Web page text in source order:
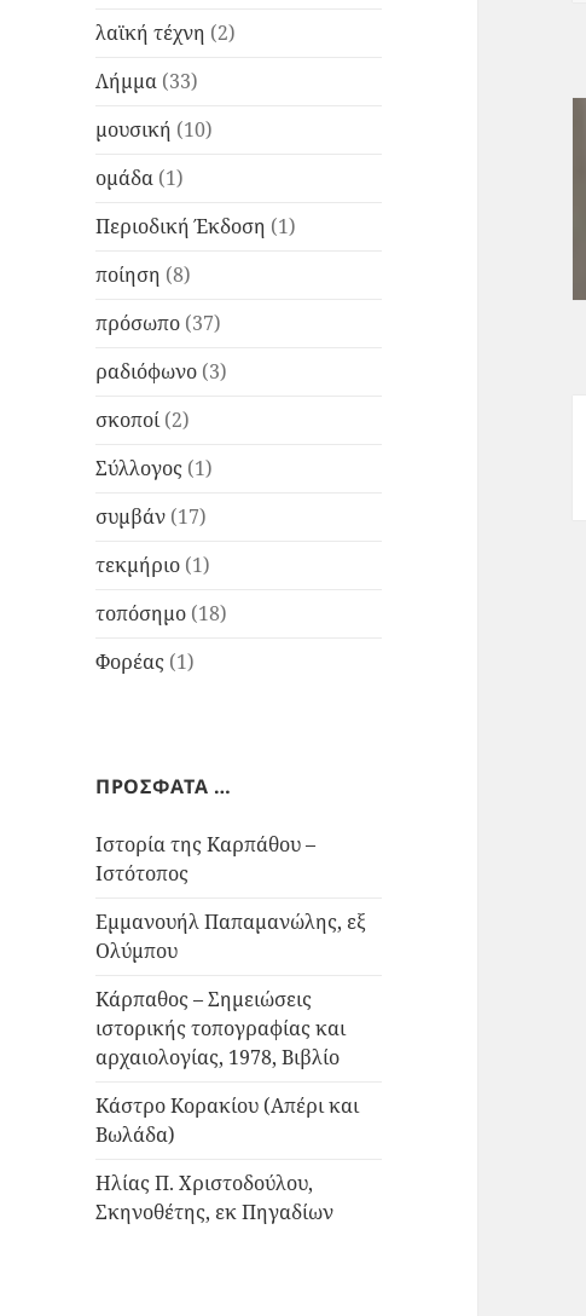
λαϊκή τέχνη (2)
Λήμμα (33)
μουσική (10)
ομάδα (1)
Περιοδική Έκδοση (1)
ποίηση (8)
πρόσωπο (37)
ραδιόφωνο (3)
σκοποί(2)
Σύλλογος (1)
συμβάν (17)
τεκμήριο (1)
τοπόσημο (18)
Φορέας (1)
ΠΡΟΣΦΑΤΑ …
Ιστορία της Καρπάθου –
Ιστότοπος
Εμμανουήλ Παπαμανώλης, εξ
Ολύμπου
Κάρπαθος – Σημειώσεις
ιστορικής τοπογραφίας και
αρχαιολογίας, 1978, Βιβλίο
Κάστρο Κορακίου (Απέρι και
Βωλάδα)
Ηλίας Π. Χριστοδούλου,
Σκηνοθέτης, εκ Πηγαδίων